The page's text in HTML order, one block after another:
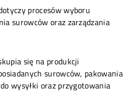
procesów wyboru
surowców oraz zarządzania
się na produkcji
surowców, pakowania
wysyłki oraz przygotowania